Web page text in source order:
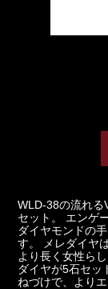
WLD-38の流れる
セット。 エンゲ
ダイヤモンドの
す。 メレダイヤ
より長く女性ら
ダイヤが5石セッ
ねづけで、より